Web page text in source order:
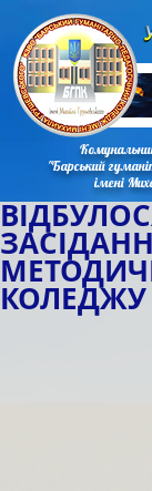
"Барський
імені
КОЛЕДЖУ